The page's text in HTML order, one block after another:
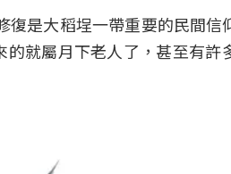
是大稻埕一帶重要的民間信
就屬月下老人了，甚至有許